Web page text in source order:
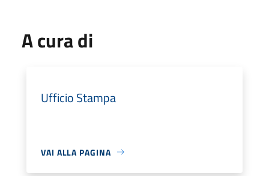
A cura di
Ufficio Stampa
VAI ALLA PAGINA